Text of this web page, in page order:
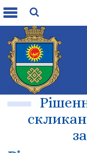
Toggle